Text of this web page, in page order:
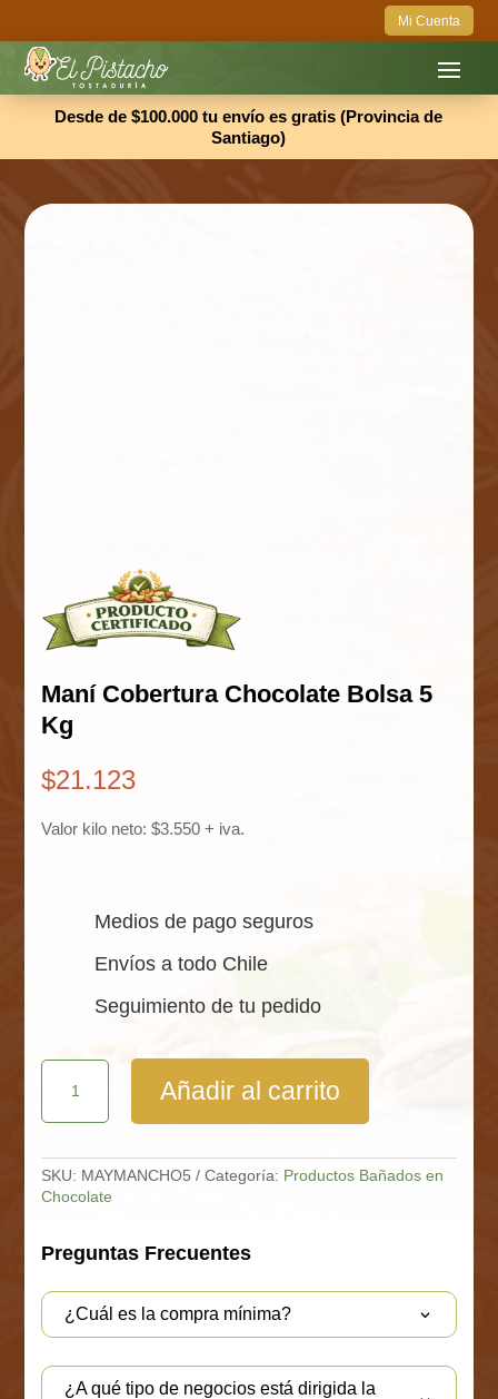
Mi Cuenta
Desde de $100.000 tu envío es gratis (Provincia de
Santiago)
Maní Cobertura Chocolate Bolsa 5
Kg
$21.123
Valor kilo neto: $3.550 + iva.
Medios de pago seguros
Envíos a todo Chile
Seguimiento de tu pedido
Maní
Cobertura
5
Kg
cantidad
Añadir al carrito
SKU: MAYMANCHO5 Categoría: Productos Bañados en
Chocolate
Preguntas Frecuentes
¿Cuál es la compra mínima?
¿A qué tipo de negocios está dirigida la